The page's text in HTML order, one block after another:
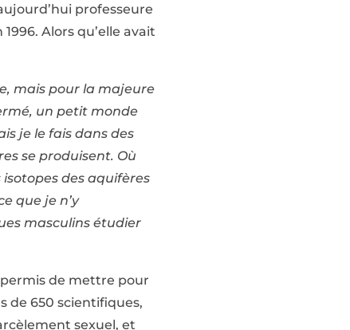
professeure
Alors qu’elle avait
mais pour la majeure
un petit monde
je le fais dans des
se produisent. Où
des aquifères
que je n’y
masculins étudier
de mettre pour
de 650 scientifiques,
sexuel, et